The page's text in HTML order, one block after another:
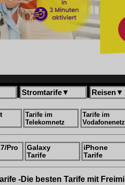
Stromtarife▼ Reisen▼
Tarife im
Telekomnetz
Tarife im
Vodafonenetz
Pro
Galaxy
Tarife
iPhone
Tarife
-Die besten Tarife mit